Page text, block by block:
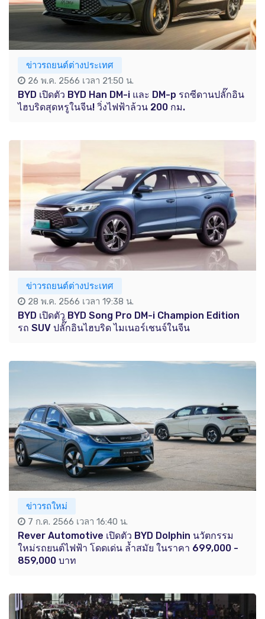
ข่าวรถยนต์ต่างประเทศ
26 พ.ค. 2566 เวลา 21:50 น.
BYD เปิดตัว BYD Han DM-i และ DM-p รถซีดานปลั๊กอิน
ไฮบริดสุดหรูในจีน! วิ่งไฟฟ้าล้วน 200 กม.
ข่าวรถยนต์ต่างประเทศ
28 พ.ค. 2566 เวลา 19:38 น.
BYD เปิดตัว BYD Song Pro DM-i Champion Edition
รถ SUV ปลั๊้กอินไฮบริด ไมเนอร์เชนจ์ในจีน
ข่าวรถใหม่
7 ก.ค. 2566 เวลา 16:40 น.
Rever Automotive เปิดตัว BYD Dolphin นวัตกรรม
ใหม่รถยนต์ไฟฟ้า โดดเด่น ล้ำสมัย ในราคา 699,000 -
859,000 บาท